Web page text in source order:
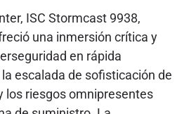
ISC Stormcast 9938,
una inmersión crítica y
en rápida
escalada de sofisticación de
los riesgos omnipresentes